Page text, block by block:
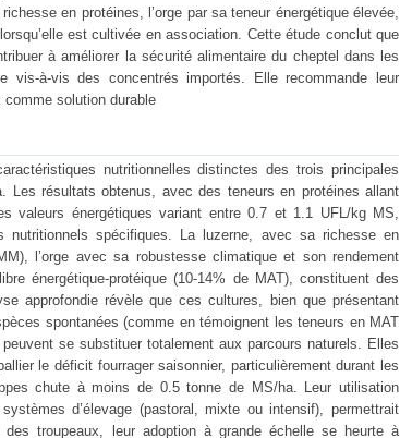
en protéines, l’orge par sa teneur énergétique élevée,
est cultivée en association. Cette étude conclut que
à améliorer la sécurité alimentaire du cheptel dans les
vis-à-vis des concentrés importés. Elle recommande leur
solution durable
nutritionnelles distinctes des trois principales
Les résultats obtenus, avec des teneurs en protéines allant
valeurs énergétiques variant entre 0.7 et 1.1 UFL/kg MS,
nutritionnels spécifiques. La luzerne, avec sa richesse en
l’orge avec sa robustesse climatique et son rendement
énergétique-protéique (10-14% de MAT), constituent des
approfondie révèle que ces cultures, bien que présentant
spontanées (comme en témoignent les teneurs en MAT
se substituer totalement aux parcours naturels. Elles
le déficit fourrager saisonnier, particulièrement durant les
chute à moins de 0.5 tonne de MS/ha. Leur utilisation
d’élevage (pastoral, mixte ou intensif), permettrait
des troupeaux, leur adoption à grande échelle se heurte à